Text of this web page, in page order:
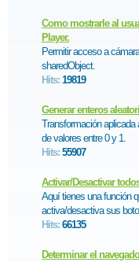
Como mostrarle al
Player.
Permitir acceso a
sharedObject.
Hits: 19819
Generar enteros
Transformación aplicada
de valores entre 0 y 1.
Hits: 55907
Activar/Desactivar
Aquí tienes una función
activa/desactiva sus
Hits: 66135
Determinar el